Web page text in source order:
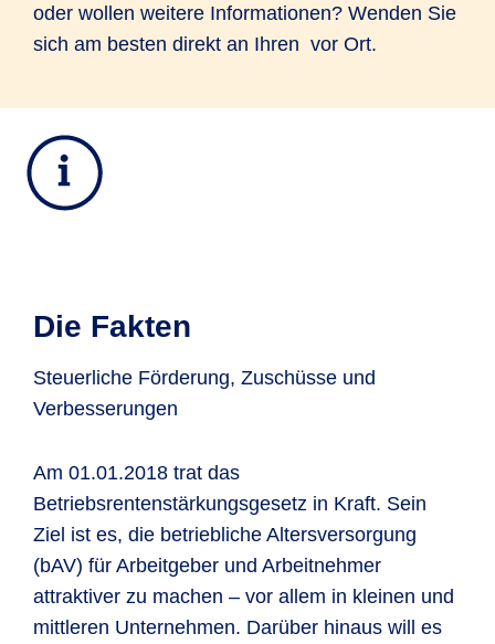
Unternehmen nutzen bereits ein
betriebliches Versorgungskonzept der
steigern und Mitarbeiter zu gewinnen,
gefördert. Dafür sorgt der neue bAV-
Einkommen bis
mtl. 2.200 EUR
Vorteile für Arbeitgeber:
- Mitarbeiter binden
- Steuervorteile nutzen
- Arbeitgeberattraktivität steigern
bAV-Förderbetrag nutzen – So
oder wollen weitere Informationen? Wenden Sie
sich am besten direkt an Ihren vor Ort.
Die Fakten
Steuerliche Förderung, Zuschüsse und
Verbesserungen
Am 01.01.2018 trat das
Betriebsrentenstärkungsgesetz in Kraft. Sein
Ziel ist es, die betriebliche Altersversorgung
(bAV) für Arbeitgeber und Arbeitnehmer
attraktiver zu machen – vor allem in kleinen und
mittleren Unternehmen. Darüber hinaus will es